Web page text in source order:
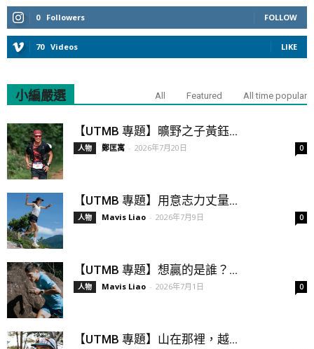
0 Followers FOLLOW
70 Videos LIKE
小編嚴選 All Featured All time popular
【UTMB 專題】曠野之子黃鈺...
人物 鄭匡寓 - 2026年7月20日 0
【UTMB 專題】用意志力丈量...
人物 Mavis Liao - 2026年7月9日 0
【UTMB 專題】想贏的是誰？...
人物 Mavis Liao - 2026年7月1日 0
【UTMB 專題】山在那裡，越...